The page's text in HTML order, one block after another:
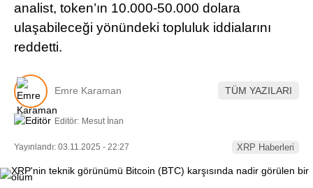
analist, token’ın 10.000-50.000 dolara
ulaşabileceği yönündeki topluluk iddialarını
reddetti.
Emre Karaman TÜM YAZILARI
Editör: Mesut İnan
Yayınlandı: 03.11.2025 - 22:27 XRP Haberleri